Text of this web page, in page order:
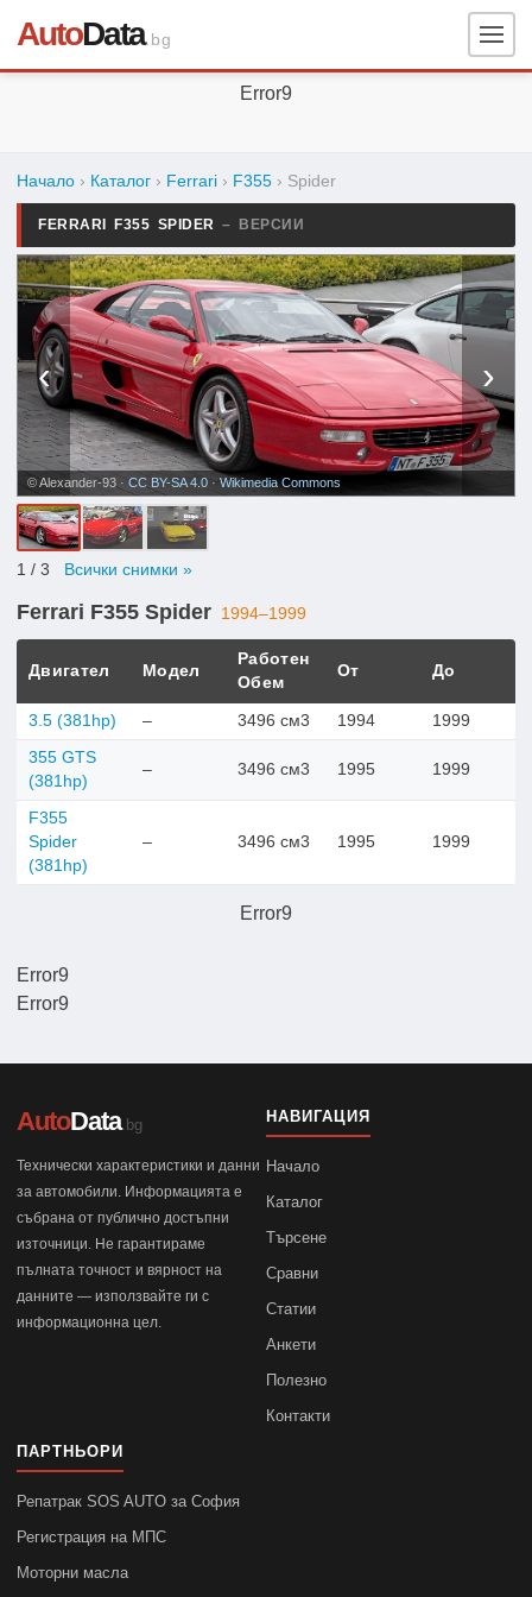
AutoData.bg
Error9
Error9
Начало › Каталог › Ferrari › F355 › Spider
FERRARI F355 SPIDER – ВЕРСИИ
‹ ›
© Alexander-93 · CC BY-SA 4.0 · Wikimedia Commons
1 / 3 Всички снимки »
Ferrari F355 Spider 1994–1999
Двигател Модел
Работен
Обем
От До
3.5 (381hp) – 3496 см3 1994 1999
355 GTS
(381hp)
– 3496 см3 1995 1999
F355
Spider
(381hp)
– 3496 см3 1995 1999
Error9
Error9
AutoData.bg
Технически характеристики и данни
за автомобили. Информацията е
събрана от публично достъпни
източници. Не гарантираме
пълната точност и вярност на
данните — използвайте ги с
информационна цел.
НАВИГАЦИЯ
Начало
Каталог
Търсене
Сравни
Статии
Анкети
Полезно
Контакти
ПАРТНЬОРИ
Репатрак SOS AUTO за София
Регистрация на МПС
Моторни масла